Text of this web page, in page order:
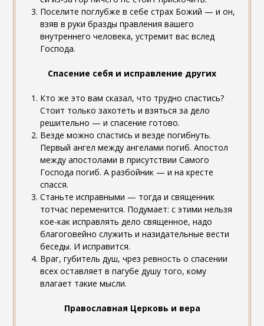
Поселите поглубже в себе страх Божий — и он,
взяв в руки бразды правления вашего
внутреннего человека, устремит вас вслед
Господа.
Спасение себя и исправление других
Кто же это вам сказал, что трудно спастись?
Стоит только захотеть и взяться за дело
решительно — и спасение готово.
Везде можно спастись и везде погибнуть.
Первый ангел между ангелами погиб. Апостол
между апостолами в присутствии Самого
Господа погиб. А разбойник — и на кресте
спасся.
Станьте исправными — тогда и священник
тотчас переменится. Подумает: с этими нельзя
кое-как исправлять дело священное, надо
благоговейно служить и назидательные вести
беседы. И исправится.
Враг, губитель душ, чрез ревность о спасении
всех оставляет в пагубе душу того, кому
влагает такие мысли.
Православная Церковь и вера